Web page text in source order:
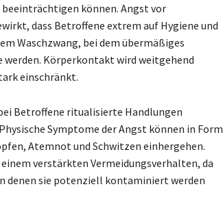
können. Angst vor
dass Betroffene extrem auf Hygiene und
Waschzwang, bei dem übermäßiges
werden. Körperkontakt wird weitgehend
einschränkt.
Betroffene ritualisierte Handlungen
Symptome der Angst können in Form
Atemnot und Schwitzen einhergehen.
verstärkten Vermeidungsverhalten, da
denen sie potenziell kontaminiert werden